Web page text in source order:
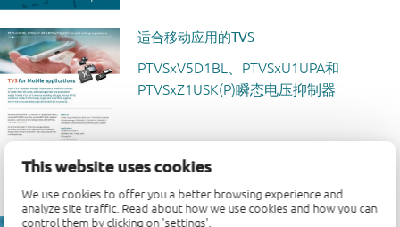
This website uses cookies
We use cookies to offer you a better browsing experience and
analyze site traffic. Read about how we use cookies and how you can
control them by clicking on 'settings'.
适合移动应用的TVS
PTVSxV5D1BL、PTVSxU1UPA和
PTVSxZ1USK(P)瞬态电压抑制器